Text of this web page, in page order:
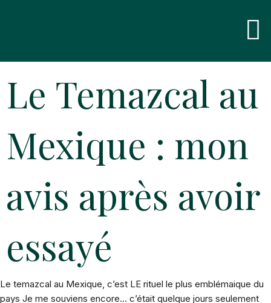
Le Temazcal au
Mexique : mon
avis après avoir
essayé
Le temazcal au Mexique, c’est LE rituel le plus emblémaique du
pays Je me souviens encore… c’était quelque jours seulement